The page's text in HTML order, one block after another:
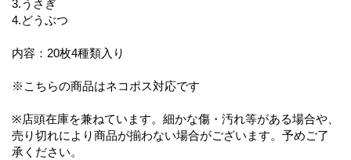
3.うさぎ
4.どうぶつ
内容：20枚4種類入り
※こちらの商品はネコポス対応です
※店頭在庫を兼ねています。細かな傷・汚れ等がある場合や、
売り切れにより商品が揃わない場合がございます。予めご了
承ください。